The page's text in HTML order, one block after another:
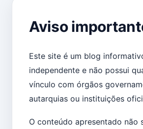
Aviso
Este site é um blog
independente e não possui
vínculo com órgãos
autarquias ou instituições
O conteúdo apresentado não